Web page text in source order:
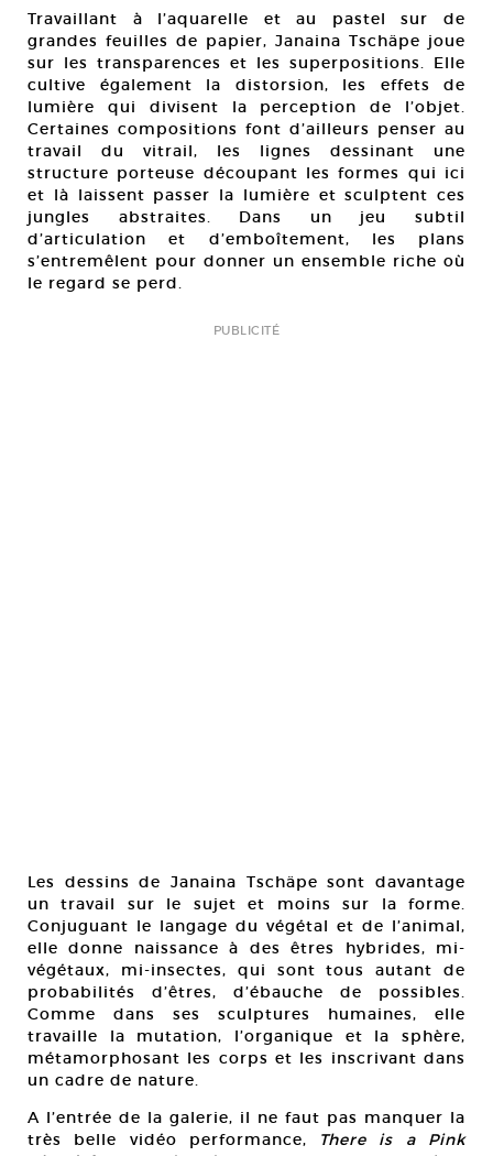
Travaillant à l’aquarelle et au pastel sur de
grandes feuilles de papier, Janaina Tschäpe joue
sur les transparences et les superpositions. Elle
cultive également la distorsion, les effets de
lumière qui divisent la perception de l’objet.
Certaines compositions font d’ailleurs penser au
travail du vitrail, les lignes dessinant une
structure porteuse découpant les formes qui ici
et là laissent passer la lumière et sculptent ces
jungles abstraites. Dans un jeu subtil
d’articulation et d’emboîtement, les plans
s’entremêlent pour donner un ensemble riche où
le regard se perd.
PUBLICITÉ
Les dessins de Janaina Tschäpe sont davantage
un travail sur le sujet et moins sur la forme.
Conjuguant le langage du végétal et de l’animal,
elle donne naissance à des êtres hybrides, mi-
végétaux, mi-insectes, qui sont tous autant de
probabilités d’êtres, d’ébauche de possibles.
Comme dans ses sculptures humaines, elle
travaille la mutation, l’organique et la sphère,
métamorphosant les corps et les inscrivant dans
un cadre de nature.
A l’entrée de la galerie, il ne faut pas manquer la
très belle vidéo performance,
There is a Pink